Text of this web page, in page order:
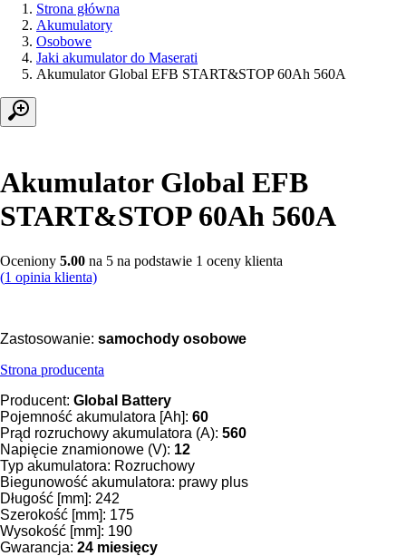
Strona główna
Akumulatory
Osobowe
Jaki akumulator do Maserati
Akumulator Global EFB START&STOP 60Ah 560A
Akumulator Global EFB
START&STOP 60Ah 560A
Oceniony 5.00 na 5 na podstawie 1 oceny klienta
(1 opinia klienta)
Zastosowanie: samochody osobowe
Strona producenta
Producent: Global Battery
Pojemność akumulatora [Ah]: 60
Prąd rozruchowy akumulatora (A): 560
Napięcie znamionowe (V): 12
Typ akumulatora: Rozruchowy
Biegunowość akumulatora: prawy plus
Długość [mm]: 242
Szerokość [mm]: 175
Wysokość [mm]: 190
Gwarancja: 24 miesięcy